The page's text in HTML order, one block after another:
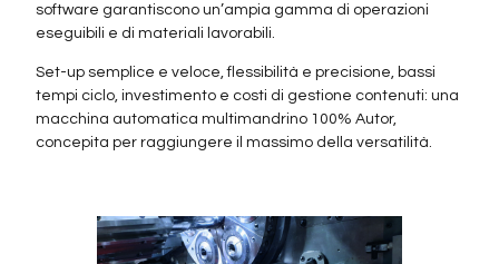
software garantiscono un’ampia gamma di operazioni
eseguibili e di materiali lavorabili.
Set-up semplice e veloce, flessibilità e precisione, bassi
tempi ciclo, investimento e costi di gestione contenuti: una
macchina automatica multimandrino 100% Autor,
concepita per raggiungere il massimo della versatilità.